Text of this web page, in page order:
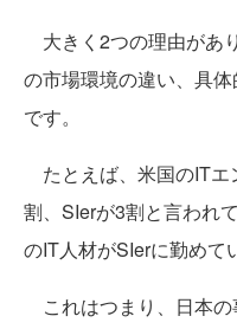
大きく2つの理由があ
の市場環境の違い、具
です。
たとえば、米国のITエ
割、SIerが3割と言われ
のIT人材がSIerに勤めて
これはつまり、日本